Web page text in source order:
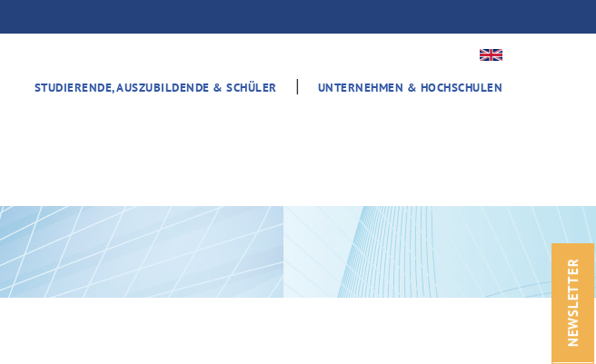
STUDIERENDE, AUSZUBILDENDE & SCHÜLER | UNTERNEHMEN & HOCHSCHULEN
NEWSLETTER